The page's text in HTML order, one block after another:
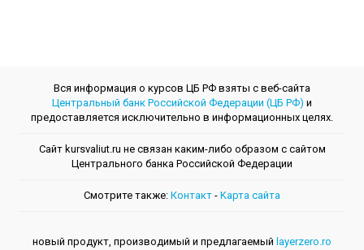
Вся информация о курсов ЦБ РФ взяты с веб-сайта
Центральный банк Российской Федерации (ЦБ РФ) и
предоставляется исключительно в информационных целях.
Сайт kursvaliut.ru не связан каким-либо образом с сайтом
Центрального банкa Российской Федерации
Смотрите также: Контакт - Kарта сайта
новый продукт, производимый и предлагаемый layerzero.ro